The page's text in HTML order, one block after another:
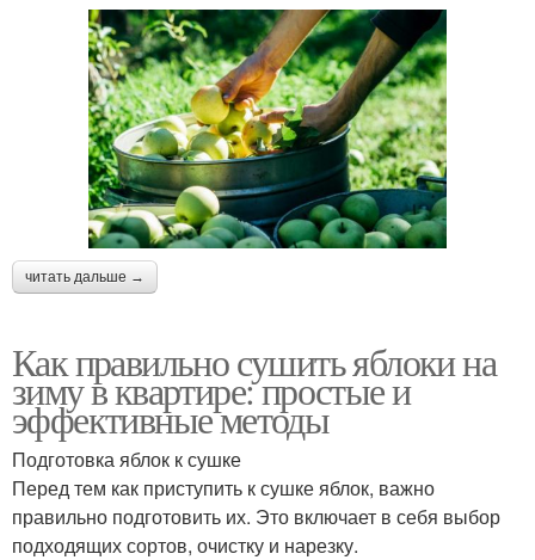
читать дальше →
Как правильно сушить яблоки на
зиму в квартире: простые и
эффективные методы
Подготовка яблок к сушке
Перед тем как приступить к сушке яблок, важно
правильно подготовить их. Это включает в себя выбор
подходящих сортов, очистку и нарезку.